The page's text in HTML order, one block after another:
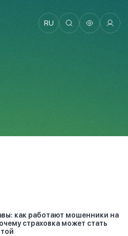
RU
как работают мошенники на
страховка может стать